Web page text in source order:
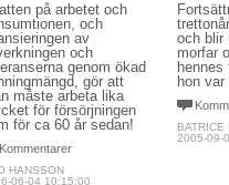
på arbetet och
och
av
och
genom ökad
gör att
måste arbeta lika
för försörjningen
för ca 60 år sedan!
Kommentarer
HANSSON
06-04 10:15:00
och blir
morfar
hennes
hon
BATRICE
2005-09-